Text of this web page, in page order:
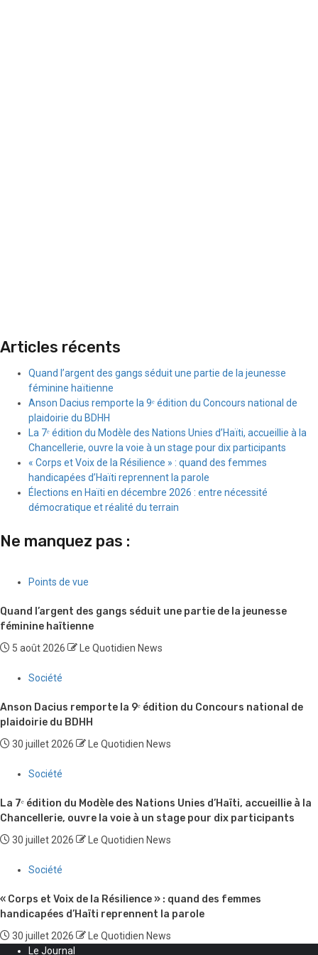
Articles récents
Quand l’argent des gangs séduit une partie de la jeunesse
féminine haïtienne
Anson Dacius remporte la 9ᵉ édition du Concours national de
plaidoirie du BDHH
La 7ᵉ édition du Modèle des Nations Unies d’Haïti, accueillie à la
Chancellerie, ouvre la voie à un stage pour dix participants
« Corps et Voix de la Résilience » : quand des femmes
handicapées d’Haïti reprennent la parole
Élections en Haïti en décembre 2026 : entre nécessité
démocratique et réalité du terrain
Ne manquez pas :
Points de vue
Quand l’argent des gangs séduit une partie de la jeunesse
féminine haïtienne
5 août 2026 Le Quotidien News
Société
Anson Dacius remporte la 9ᵉ édition du Concours national de
plaidoirie du BDHH
30 juillet 2026 Le Quotidien News
Société
La 7ᵉ édition du Modèle des Nations Unies d’Haïti, accueillie à la
Chancellerie, ouvre la voie à un stage pour dix participants
30 juillet 2026 Le Quotidien News
Société
« Corps et Voix de la Résilience » : quand des femmes
handicapées d’Haïti reprennent la parole
30 juillet 2026
Le Quotidien News
Le Journal